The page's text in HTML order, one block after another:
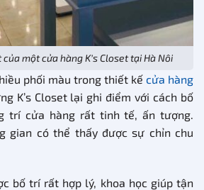
một cửa hàng K’s Closet tại Hà Nôi
phối màu trong thiết kế cửa hàng
K’s Closet lại ghi điểm với cách bố
trí cửa hàng rất tinh tế, ấn tượng.
gian có thể thấy được sự chỉn chu
bố trí rất hợp lý, khoa học giúp tận